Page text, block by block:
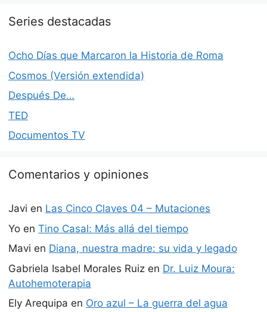
Series destacadas
Ocho Días que Marcaron la Historia de Roma
Cosmos (Versión extendida)
Después De…
TED
Documentos TV
Comentarios y opiniones
Javi en Las Cinco Claves 04 – Mutaciones
Yo en Tino Casal: Más allá del tiempo
Mavi en Diana, nuestra madre: su vida y legado
Gabriela Isabel Morales Ruiz en Dr. Luiz Moura:
Autohemoterapia
Ely Arequipa en Oro azul – La guerra del agua